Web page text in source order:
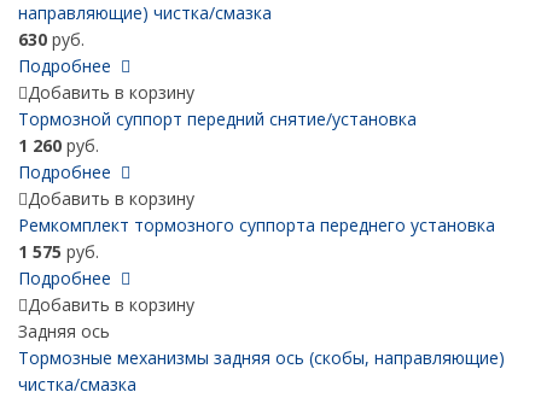
направляющие) чистка/смазка
630 руб.
Подробнее
Добавить в корзину
Тормозной суппорт передний снятие/установка
1 260 руб.
Подробнее
Добавить в корзину
Ремкомплект тормозного суппорта переднего установка
1 575 руб.
Подробнее
Добавить в корзину
Задняя ось
Тормозные механизмы задняя ось (скобы, направляющие)
чистка/смазка